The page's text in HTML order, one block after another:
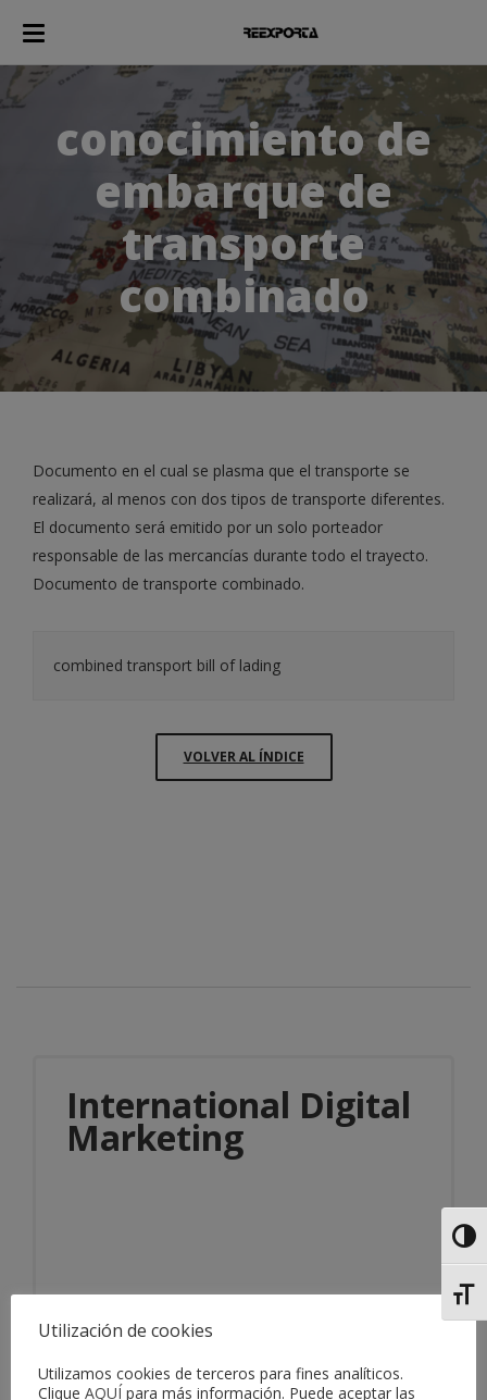
conocimiento de
embarque de
transporte
combinado
Documento en el cual se plasma que el transporte se
realizará, al menos con dos tipos de transporte diferentes.
El documento será emitido por un solo porteador
responsable de las mercancías durante todo el trayecto.
Documento de transporte combinado.
combined transport bill of lading
VOLVER AL ÍNDICE
International Digital
Marketing
Información del servicio
Utilización de cookies
Utilizamos cookies de terceros para fines analíticos.
Clique AQUÍ para más información. Puede aceptar las